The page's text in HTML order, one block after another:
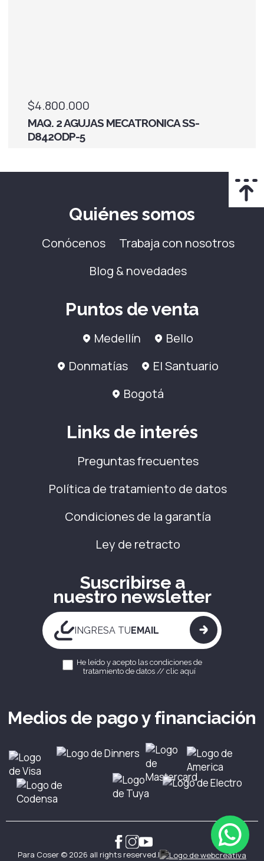
$4.800.000
MAQ. 2 AGUJAS MECATRONICA SS-
D842ODP-5
Quiénes somos
Conócenos
Trabaja con nosotros
Blog & novedades
Puntos de venta
Medellín
Bello
Donmatías
El Santuario
Bogotá
Links de interés
Preguntas frecuentes
Política de tratamiento de datos
Condiciones de la garantía
Ley de retracto
Suscribirse a
nuestro newsletter
INGRESA TUEMAIL
He leído y acepto las condiciones de
tratamiento de datos // clic aquí
Medios de pago y financiación
Para Coser © 2026 all rights reserved.|